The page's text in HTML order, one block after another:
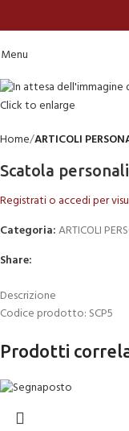
Menu
Click to enlarge
Home ARTICOLI
Scatola
Registrati o accedi per
Categoria:ARTICOLI
Share:
Descrizione
Codice prodotto: SCP5
Prodotti